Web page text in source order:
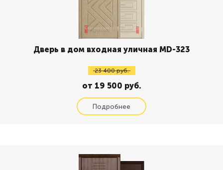
Дверь в дом входная уличная MD-323
23 400 руб.
от 19 500 руб.